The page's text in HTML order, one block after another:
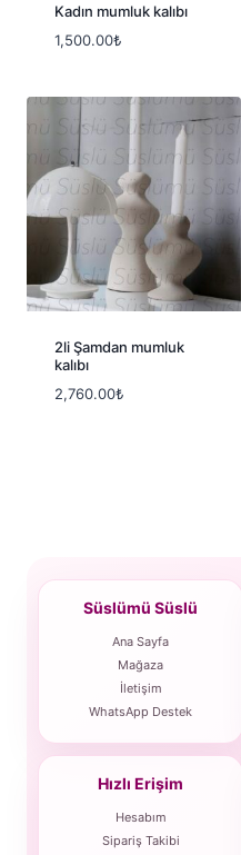
Kadın mumluk kalıbı
1,500.00₺
2li Şamdan mumluk
kalıbı
2,760.00₺
Süslümü Süslü
Ana Sayfa
Mağaza
İletişim
WhatsApp Destek
Hızlı Erişim
Hesabım
Sipariş Takibi